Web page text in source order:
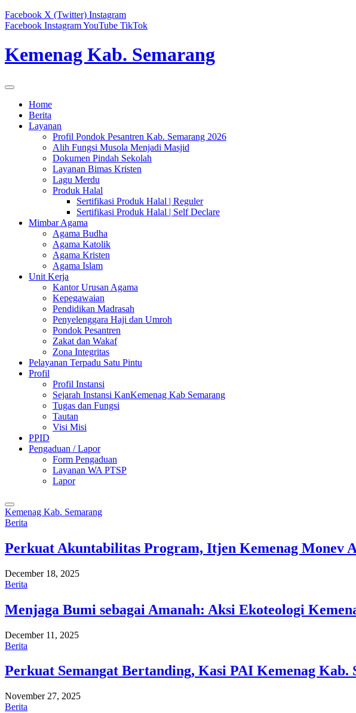
Facebook X (Twitter) Instagram
Facebook InstagramYouTube TikTok
Kemenag Kab. Semarang
Home
Berita
Layanan
Profil Pondok Pesantren Kab. Semarang 2026
Alih Fungsi Musola Menjadi Masjid
Dokumen Pindah Sekolah
Layanan Bimas Kristen
Lagu Merdu
Produk Halal
Sertifikasi Produk Halal | Reguler
Sertifikasi Produk Halal | Self Declare
Mimbar Agama
Agama Budha
Agama Katolik
Agama Kristen
Agama Islam
Unit Kerja
Kantor Urusan Agama
Kepegawaian
Pendidikan Madrasah
Penyelenggara Haji dan Umroh
Pondok Pesantren
Zakat dan Wakaf
Zona Integritas
Pelayanan Terpadu Satu Pintu
Profil
Profil Instansi
Sejarah Instansi KanKemenag Kab Semarang
Tugas dan Fungsi
Tautan
Visi Misi
PPID
Pengaduan / Lapor
Form Pengaduan
Layanan WA PTSP
Lapor
Kemenag Kab. Semarang
Berita
Perkuat Akuntabilitas Program, Itjen Kemenag Monev
December 18, 2025
Berita
Menjaga Bumi sebagai Amanah: Aksi Ekoteologi
December 11, 2025
Berita
Perkuat Semangat Bertanding, Kasi PAI Kemenag
November 27, 2025
Berita